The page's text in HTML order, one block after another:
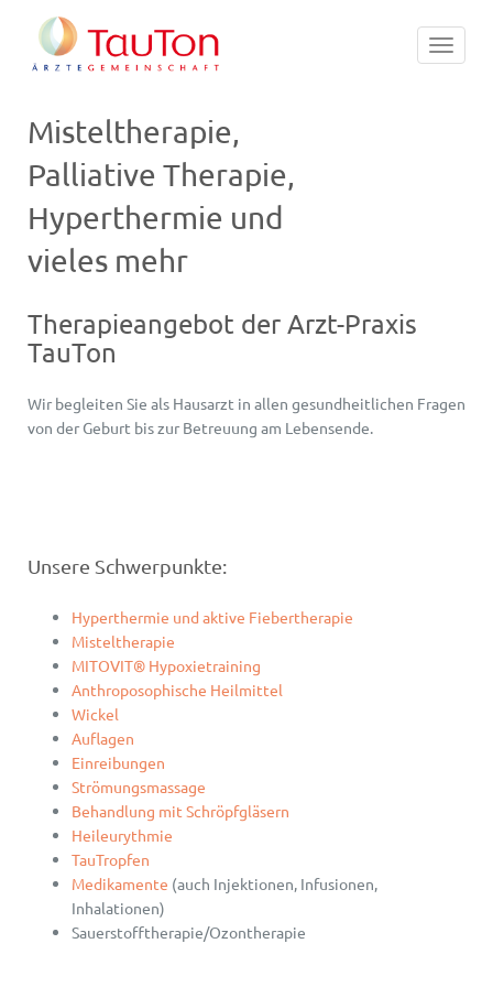
Toggle
Misteltherapie,
Palliative Therapie,
Hyperthermie und
vieles mehr
Therapieangebot der Arzt-Praxis
TauTon
Wir begleiten Sie als Hausarzt in allen gesundheitlichen Fragen
von der Geburt bis zur Betreuung am Lebensende.
Unsere Schwerpunkte:
Hyperthermie und aktive Fiebertherapie
Misteltherapie
MITOVIT® Hypoxietraining
Anthroposophische Heilmittel
Wickel
Auflagen
Einreibungen
Strömungsmassage
Behandlung mit Schröpfgläsern
Heileurythmie
TauTropfen
Medikamente (auch Injektionen, Infusionen,
Inhalationen)
Sauerstofftherapie/Ozontherapie